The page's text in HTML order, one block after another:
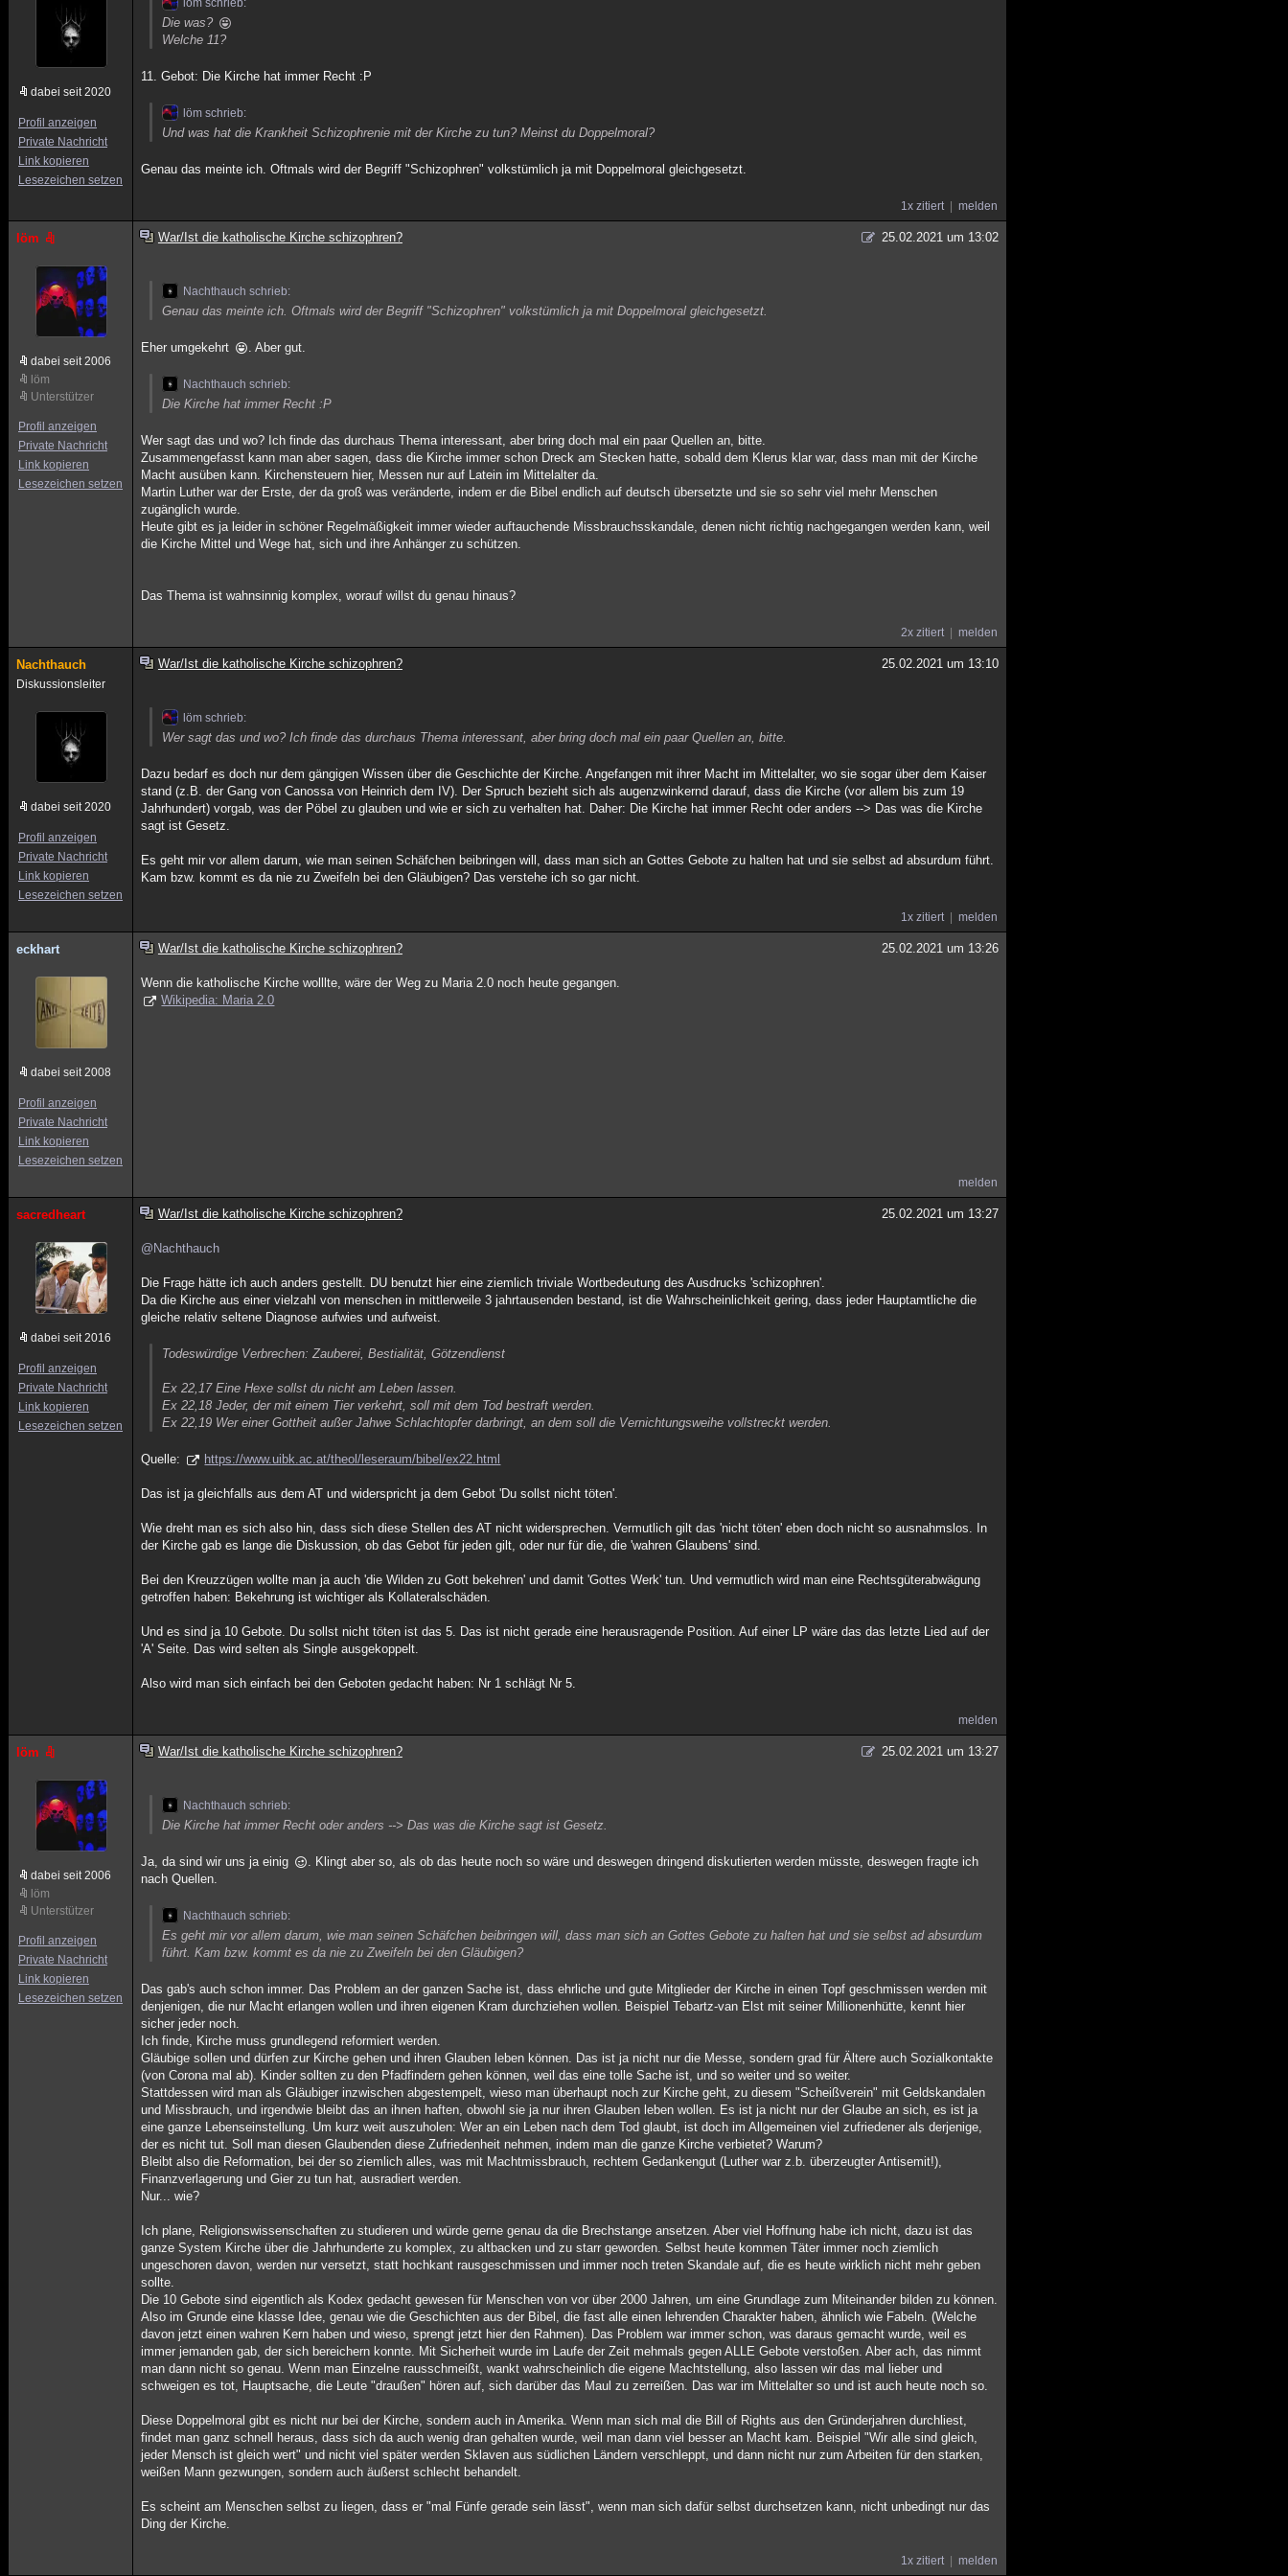
dabei seit 2020
Profil anzeigen
Private Nachricht
Link kopieren
Lesezeichen setzen
löm schrieb:
Die was?
Welche 11?
11. Gebot: Die Kirche hat immer Recht :P
löm schrieb:
Und was hat die Krankheit Schizophrenie mit der Kirche zu tun? Meinst du Doppelmoral?
Genau das meinte ich. Oftmals wird der Begriff "Schizophren" volkstümlich ja mit Doppelmoral gleichgesetzt.
1x zitiert melden
löm
dabei seit 2006
löm
Unterstützer
Profil anzeigen
Private Nachricht
Link kopieren
Lesezeichen setzen
War/Ist die katholische Kirche schizophren? 25.02.2021 um 13:02
Nachthauch schrieb:
Genau das meinte ich. Oftmals wird der Begriff "Schizophren" volkstümlich ja mit Doppelmoral gleichgesetzt.
Eher umgekehrt . Aber gut.
Nachthauch schrieb:
Die Kirche hat immer Recht :P
Wer sagt das und wo? Ich finde das durchaus Thema interessant, aber bring doch mal ein paar Quellen an, bitte.
Zusammengefasst kann man aber sagen, dass die Kirche immer schon Dreck am Stecken hatte, sobald dem Klerus klar war, dass man mit der Kirche
Macht ausüben kann. Kirchensteuern hier, Messen nur auf Latein im Mittelalter da.
Martin Luther war der Erste, der da groß was veränderte, indem er die Bibel endlich auf deutsch übersetzte und sie so sehr viel mehr Menschen
zugänglich wurde.
Heute gibt es ja leider in schöner Regelmäßigkeit immer wieder auftauchende Missbrauchsskandale, denen nicht richtig nachgegangen werden kann, weil
die Kirche Mittel und Wege hat, sich und ihre Anhänger zu schützen.
Das Thema ist wahnsinnig komplex, worauf willst du genau hinaus?
2x zitiert melden
Nachthauch
Diskussionsleiter
dabei seit 2020
Profil anzeigen
Private Nachricht
Link kopieren
Lesezeichen setzen
War/Ist die katholische Kirche schizophren? 25.02.2021 um 13:10
löm schrieb:
Wer sagt das und wo? Ich finde das durchaus Thema interessant, aber bring doch mal ein paar Quellen an, bitte.
Dazu bedarf es doch nur dem gängigen Wissen über die Geschichte der Kirche. Angefangen mit ihrer Macht im Mittelalter, wo sie sogar über dem Kaiser
stand (z.B. der Gang von Canossa von Heinrich dem IV). Der Spruch bezieht sich als augenzwinkernd darauf, dass die Kirche (vor allem bis zum 19
Jahrhundert) vorgab, was der Pöbel zu glauben und wie er sich zu verhalten hat. Daher: Die Kirche hat immer Recht oder anders --> Das was die Kirche
sagt ist Gesetz.
Es geht mir vor allem darum, wie man seinen Schäfchen beibringen will, dass man sich an Gottes Gebote zu halten hat und sie selbst ad absurdum führt.
Kam bzw. kommt es da nie zu Zweifeln bei den Gläubigen? Das verstehe ich so gar nicht.
1x zitiert melden
eckhart
dabei seit 2008
Profil anzeigen
Private Nachricht
Link kopieren
Lesezeichen setzen
War/Ist die katholische Kirche schizophren? 25.02.2021 um 13:26
Wenn die katholische Kirche wolllte, wäre der Weg zu Maria 2.0 noch heute gegangen.
Wikipedia: Maria 2.0
melden
sacredheart
dabei seit 2016
Profil anzeigen
Private Nachricht
Link kopieren
Lesezeichen setzen
War/Ist die katholische Kirche schizophren? 25.02.2021 um 13:27
@Nachthauch
Die Frage hätte ich auch anders gestellt. DU benutzt hier eine ziemlich triviale Wortbedeutung des Ausdrucks 'schizophren'.
Da die Kirche aus einer vielzahl von menschen in mittlerweile 3 jahrtausenden bestand, ist die Wahrscheinlichkeit gering, dass jeder Hauptamtliche die
gleiche relativ seltene Diagnose aufwies und aufweist.
Todeswürdige Verbrechen: Zauberei, Bestialität, Götzendienst
Ex 22,17 Eine Hexe sollst du nicht am Leben lassen.
Ex 22,18 Jeder, der mit einem Tier verkehrt, soll mit dem Tod bestraft werden.
Ex 22,19 Wer einer Gottheit außer Jahwe Schlachtopfer darbringt, an dem soll die Vernichtungsweihe vollstreckt werden.
Quelle: https://www.uibk.ac.at/theol/leseraum/bibel/ex22.html
Das ist ja gleichfalls aus dem AT und widerspricht ja dem Gebot 'Du sollst nicht töten'.
Wie dreht man es sich also hin, dass sich diese Stellen des AT nicht widersprechen. Vermutlich gilt das 'nicht töten' eben doch nicht so ausnahmslos. In
der Kirche gab es lange die Diskussion, ob das Gebot für jeden gilt, oder nur für die, die 'wahren Glaubens' sind.
Bei den Kreuzzügen wollte man ja auch 'die Wilden zu Gott bekehren' und damit 'Gottes Werk' tun. Und vermutlich wird man eine Rechtsgüterabwägung
getroffen haben: Bekehrung ist wichtiger als Kollateralschäden.
Und es sind ja 10 Gebote. Du sollst nicht töten ist das 5. Das ist nicht gerade eine herausragende Position. Auf einer LP wäre das das letzte Lied auf der
'A' Seite. Das wird selten als Single ausgekoppelt.
Also wird man sich einfach bei den Geboten gedacht haben: Nr 1 schlägt Nr 5.
melden
löm
dabei seit 2006
löm
Unterstützer
Profil anzeigen
Private Nachricht
Link kopieren
Lesezeichen setzen
War/Ist die katholische Kirche schizophren? 25.02.2021 um 13:27
Nachthauch schrieb:
Die Kirche hat immer Recht oder anders --> Das was die Kirche sagt ist Gesetz.
Ja, da sind wir uns ja einig
. Klingt aber so, als ob das heute noch so wäre und deswegen dringend diskutierten werden müsste, deswegen fragte ich
nach Quellen.
Nachthauch schrieb:
Es geht mir vor allem darum, wie man seinen Schäfchen beibringen will, dass man sich an Gottes Gebote zu halten hat und sie selbst ad absurdum
führt. Kam bzw. kommt es da nie zu Zweifeln bei den Gläubigen?
Das gab's auch schon immer. Das Problem an der ganzen Sache ist, dass ehrliche und gute Mitglieder der Kirche in einen Topf geschmissen werden mit
denjenigen, die nur Macht erlangen wollen und ihren eigenen Kram durchziehen wollen. Beispiel Tebartz-van Elst mit seiner Millionenhütte, kennt hier
sicher jeder noch.
Ich finde, Kirche muss grundlegend reformiert werden.
Gläubige sollen und dürfen zur Kirche gehen und ihren Glauben leben können. Das ist ja nicht nur die Messe, sondern grad für Ältere auch Sozialkontakte
(von Corona mal ab). Kinder sollten zu den Pfadfindern gehen können, weil das eine tolle Sache ist, und so weiter und so weiter.
Stattdessen wird man als Gläubiger inzwischen abgestempelt, wieso man überhaupt noch zur Kirche geht, zu diesem "Scheißverein" mit Geldskandalen
und Missbrauch, und irgendwie bleibt das an ihnen haften, obwohl sie ja nur ihren Glauben leben wollen. Es ist ja nicht nur der Glaube an sich, es ist ja
eine ganze Lebenseinstellung. Um kurz weit auszuholen: Wer an ein Leben nach dem Tod glaubt, ist doch im Allgemeinen viel zufriedener als derjenige,
der es nicht tut. Soll man diesen Glaubenden diese Zufriedenheit nehmen, indem man die ganze Kirche verbietet? Warum?
Bleibt also die Reformation, bei der so ziemlich alles, was mit Machtmissbrauch, rechtem Gedankengut (Luther war z.b. überzeugter Antisemit!),
Finanzverlagerung und Gier zu tun hat, ausradiert werden.
Nur... wie?
Ich plane, Religionswissenschaften zu studieren und würde gerne genau da die Brechstange ansetzen. Aber viel Hoffnung habe ich nicht, dazu ist das
ganze System Kirche über die Jahrhunderte zu komplex, zu altbacken und zu starr geworden. Selbst heute kommen Täter immer noch ziemlich
ungeschoren davon, werden nur versetzt, statt hochkant rausgeschmissen und immer noch treten Skandale auf, die es heute wirklich nicht mehr geben
sollte.
Die 10 Gebote sind eigentlich als Kodex gedacht gewesen für Menschen von vor über 2000 Jahren, um eine Grundlage zum Miteinander bilden zu können.
Also im Grunde eine klasse Idee, genau wie die Geschichten aus der Bibel, die fast alle einen lehrenden Charakter haben, ähnlich wie Fabeln. (Welche
davon jetzt einen wahren Kern haben und wieso, sprengt jetzt hier den Rahmen). Das Problem war immer schon, was daraus gemacht wurde, weil es
immer jemanden gab, der sich bereichern konnte. Mit Sicherheit wurde im Laufe der Zeit mehmals gegen ALLE Gebote verstoßen. Aber ach, das nimmt
man dann nicht so genau. Wenn man Einzelne rausschmeißt, wankt wahrscheinlich die eigene Machtstellung, also lassen wir das mal lieber und
schweigen es tot, Hauptsache, die Leute "draußen" hören auf, sich darüber das Maul zu zerreißen. Das war im Mittelalter so und ist auch heute noch so.
Diese Doppelmoral gibt es nicht nur bei der Kirche, sondern auch in Amerika. Wenn man sich mal die Bill of Rights aus den Gründerjahren durchliest,
findet man ganz schnell heraus, dass sich da auch wenig dran gehalten wurde, weil man dann viel besser an Macht kam. Beispiel "Wir alle sind gleich,
jeder Mensch ist gleich wert" und nicht viel später werden Sklaven aus südlichen Ländern verschleppt, und dann nicht nur zum Arbeiten für den starken,
weißen Mann gezwungen, sondern auch äußerst schlecht behandelt.
Es scheint am Menschen selbst zu liegen, dass er "mal Fünfe gerade sein lässt", wenn man sich dafür selbst durchsetzen kann, nicht unbedingt nur das
Ding der Kirche.
1x zitiert melden